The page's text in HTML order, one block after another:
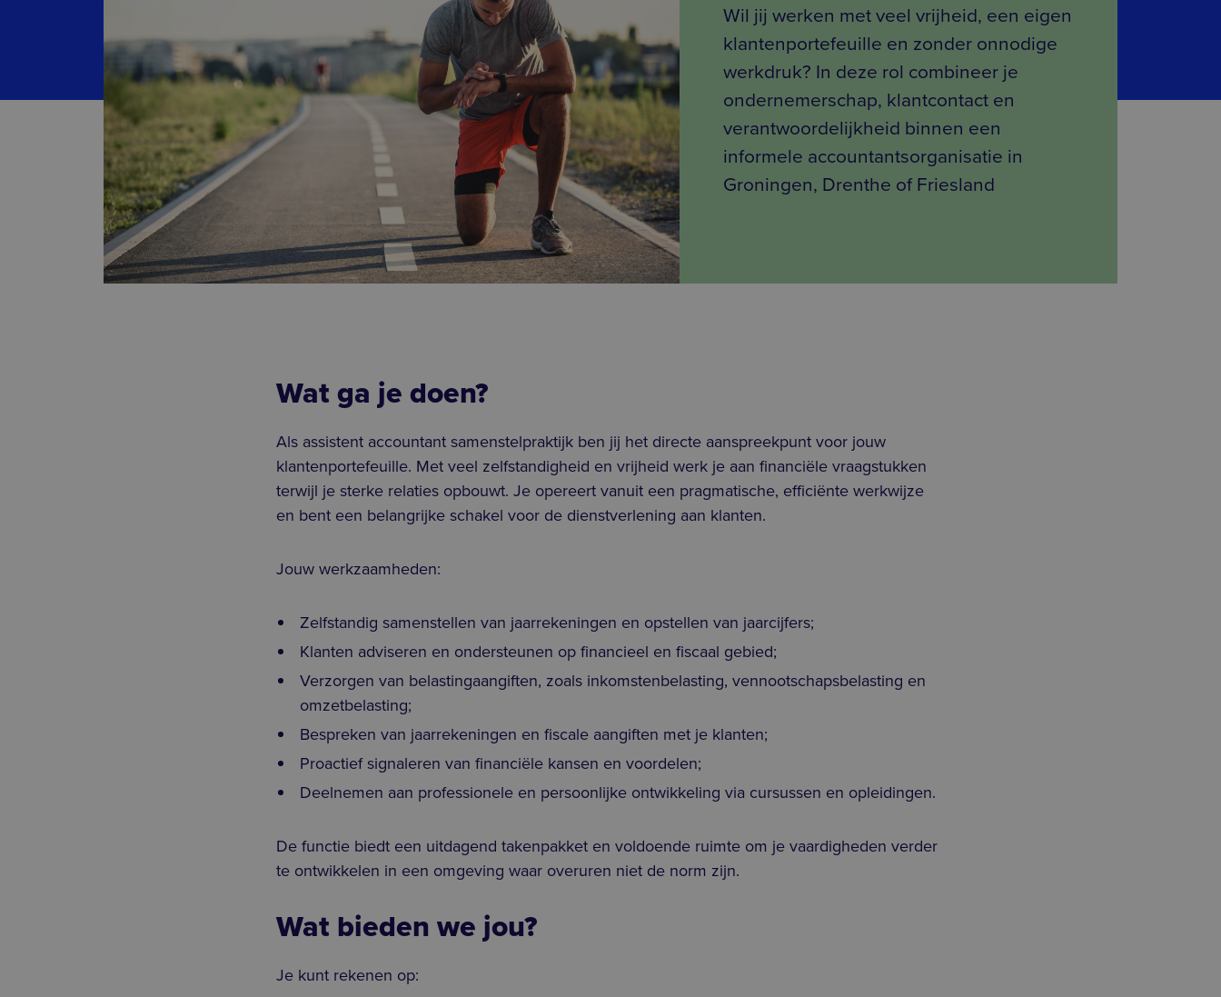
Wil jij werken met veel vrijheid, een eigen
klantenportefeuille en zonder onnodige
werkdruk? In deze rol combineer je
ondernemerschap, klantcontact en
verantwoordelijkheid binnen een
informele accountantsorganisatie in
Groningen, Drenthe of Friesland
Wat ga je doen?
Als assistent accountant samenstelpraktijk ben jij het directe aanspreekpunt voor jouw
klantenportefeuille. Met veel zelfstandigheid en vrijheid werk je aan financiële vraagstukken
terwijl je sterke relaties opbouwt. Je opereert vanuit een pragmatische, efficiënte werkwijze
en bent een belangrijke schakel voor de dienstverlening aan klanten.
Jouw werkzaamheden:
Zelfstandig samenstellen van jaarrekeningen en opstellen van jaarcijfers;
Klanten adviseren en ondersteunen op financieel en fiscaal gebied;
Verzorgen van belastingaangiften, zoals inkomstenbelasting, vennootschapsbelasting en
omzetbelasting;
Bespreken van jaarrekeningen en fiscale aangiften met je klanten;
Proactief signaleren van financiële kansen en voordelen;
Deelnemen aan professionele en persoonlijke ontwikkeling via cursussen en opleidingen.
De functie biedt een uitdagend takenpakket en voldoende ruimte om je vaardigheden verder
te ontwikkelen in een omgeving waar overuren niet de norm zijn.
Wat bieden we jou?
Je kunt rekenen op: